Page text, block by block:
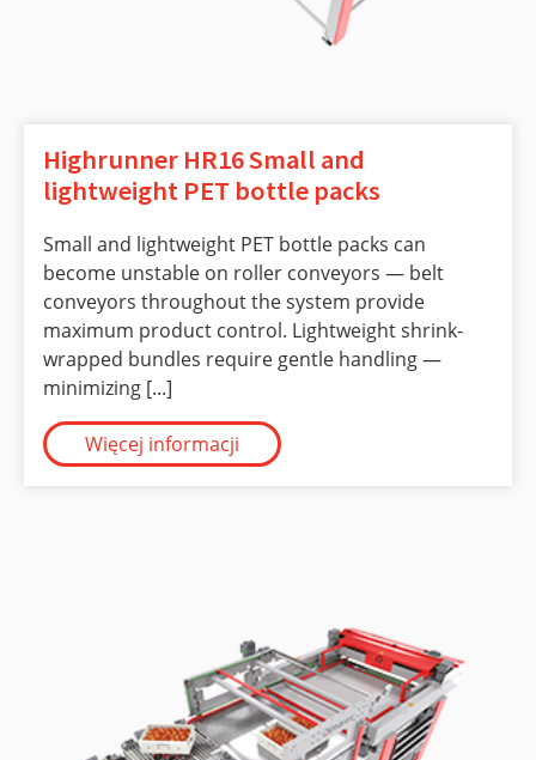
Highrunner HR16 Small and
lightweight PET bottle packs
Small and lightweight PET bottle packs can
become unstable on roller conveyors — belt
conveyors throughout the system provide
maximum product control. Lightweight shrink-
wrapped bundles require gentle handling —
minimizing [...]
Więcej informacji